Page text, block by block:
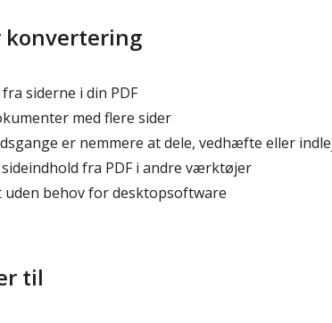
konvertering
siderne i din PDF
med flere sider
er nemmere at dele, vedhæfte eller
fra PDF i andre værktøjer
behov for desktopsoftware
til